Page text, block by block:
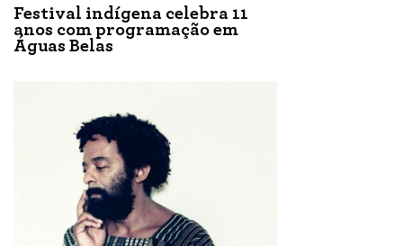
Festival indígena celebra 11
anos com programação em
Águas Belas